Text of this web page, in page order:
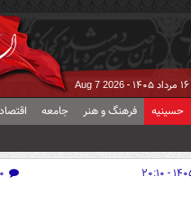
Aug 7 2026
حسینیه فرهنگ و هنر جامعه اقتصاد
۰ نظر